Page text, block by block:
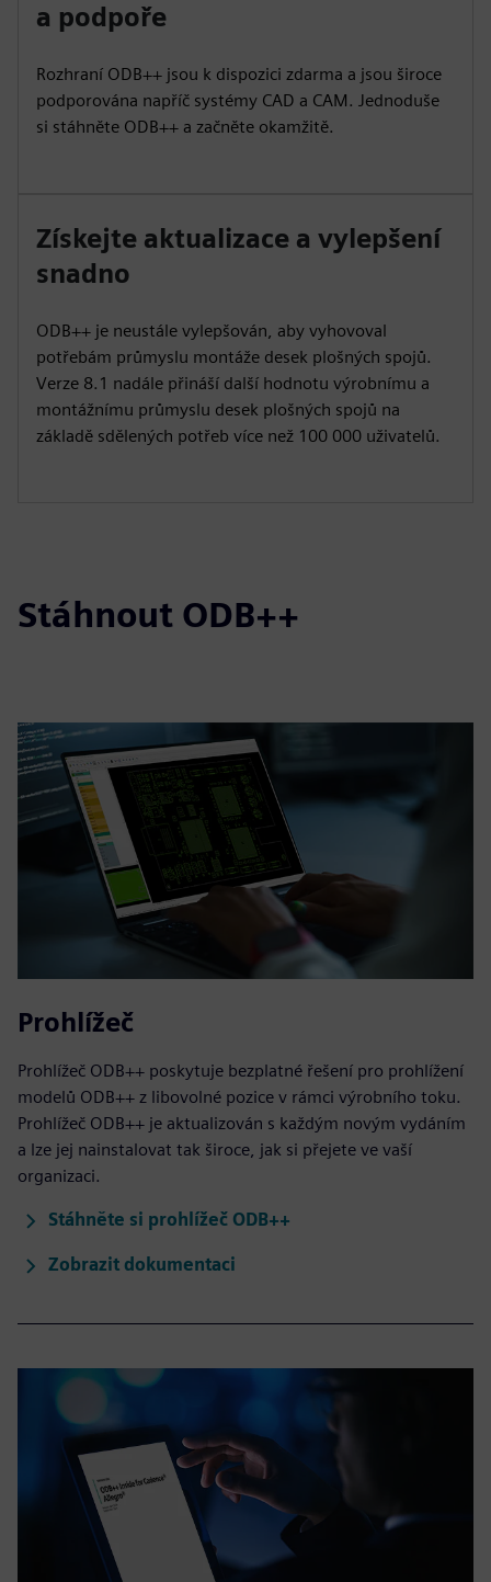
a podpoře
Rozhraní ODB++ jsou k dispozici zdarma a jsou široce
podporována napříč systémy CAD a CAM. Jednoduše
si stáhněte ODB++ a začněte okamžitě.
Získejte aktualizace a vylepšení
snadno
ODB++ je neustále vylepšován, aby vyhovoval
potřebám průmyslu montáže desek plošných spojů.
Verze 8.1 nadále přináší další hodnotu výrobnímu a
montážnímu průmyslu desek plošných spojů na
základě sdělených potřeb více než 100 000 uživatelů.
Stáhnout ODB++
Prohlížeč
Prohlížeč ODB++ poskytuje bezplatné řešení pro prohlížení
modelů ODB++ z libovolné pozice v rámci výrobního toku.
Prohlížeč ODB++ je aktualizován s každým novým vydáním
a lze jej nainstalovat tak široce, jak si přejete ve vaší
organizaci.
Stáhněte si prohlížeč ODB++
Zobrazit dokumentaci